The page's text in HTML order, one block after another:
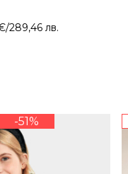
/289,46 лв.
-51%